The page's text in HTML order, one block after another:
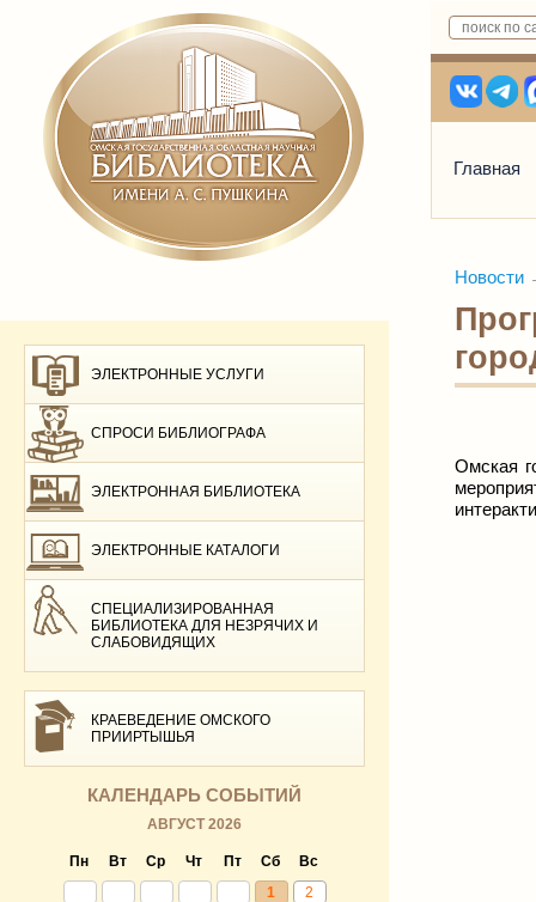
Главная
ЭЛЕКТРОННЫЕ УСЛУГИ
СПРОСИ БИБЛИОГРАФА
ЭЛЕКТРОННАЯ БИБЛИОТЕКА
ЭЛЕКТРОННЫЕ КАТАЛОГИ
СПЕЦИАЛИЗИРОВАННАЯ
БИБЛИОТЕКА ДЛЯ НЕЗРЯЧИХ И
СЛАБОВИДЯЩИХ
КРАЕВЕДЕНИЕ ОМСКОГО
ПРИИРТЫШЬЯ
КАЛЕНДАРЬ СОБЫТИЙ
АВГУСТ 2026
Пн Вт Ср Чт Пт Сб
Вс
1
2
Новости
Омская